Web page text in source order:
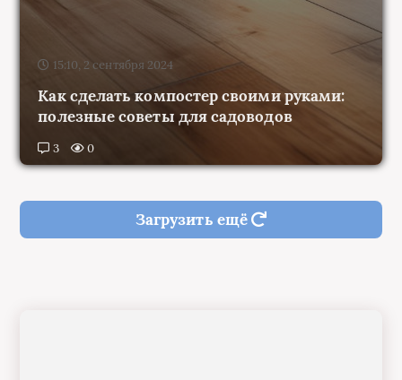
15:10, 2 сентября 2024
Как сделать компостер своими руками:
полезные советы для садоводов
3 0
Загрузить ещё